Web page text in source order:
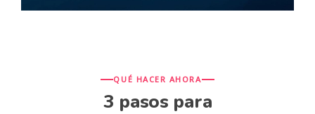
QUÉ HACER AHORA
3 pasos para